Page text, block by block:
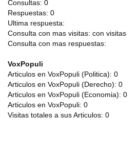
Consultas: 0
Respuestas: 0
Ultima respuesta:
Consulta con mas visitas: con visitas
Consulta con mas respuestas:
VoxPopuli
Articulos en VoxPopuli (Politica): 0
Articulos en VoxPopuli (Derecho): 0
Articulos en VoxPopuli (Economia): 0
Articulos en VoxPopuli: 0
Visitas totales a sus Articulos: 0